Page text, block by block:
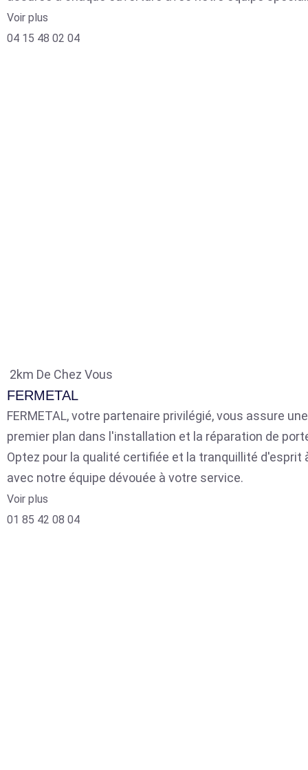
Voir plus
04 15 48 02 04
2km De Chez Vous
FERMETAL
FERMETAL, votre partenaire privilégié, vous assure
premier plan dans l'installation et la réparation de
Optez pour la qualité certifiée et la tranquillité d'esprit
avec notre équipe dévouée à votre service.
Voir plus
01 85 42 08 04